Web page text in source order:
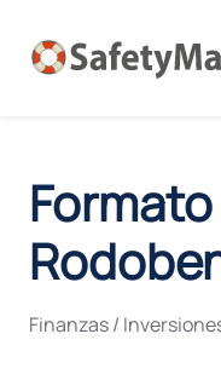
Finanzas /